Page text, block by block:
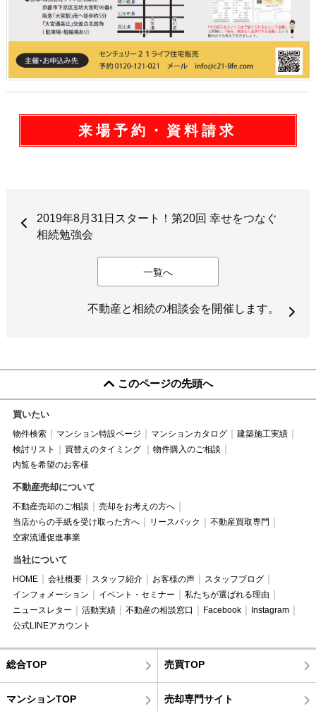
来場予約・資料請求
2019年8月31日スタート！第20回 幸せをつなぐ
相続勉強会
一覧へ
不動産と相続の相談会を開催します。
このページの先頭へ
買いたい
物件検索 マンション特設ページ マンションカタログ
建築施工実績
検討リスト
買替えのタイミング
物件購入のご相談
内覧を希望のお客様
不動産売却について
不動産売却のご相談
売却をお考えの方へ
当店からの手紙を受け取った方へ
リースバック
不動産買取専門
空家流通促進事業
当社について
HOME 会社概要 スタッフ紹介 お客様の声
スタッフブログ
インフォメーション
イベント・セミナー
私たちが選ばれる理由
ニュースレター
活動実績 不動産の相談窓口 Facebook
Instagram
公式LINEアカウント
総合TOP 売買TOP
マンションTOP 売却専門サイト